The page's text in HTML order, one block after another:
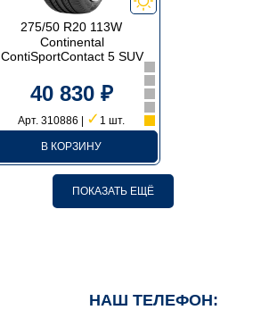
275/50 R20 113W
Continental
ContiSportContact 5 SUV
40 830 ₽
Арт. 310886 | ✓ 1 шт.
В КОРЗИНУ
ПОКАЗАТЬ ЕЩЁ
НАШ ТЕЛЕФОН: